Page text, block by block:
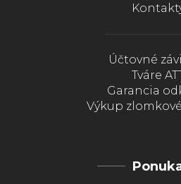
Účtovné
Tváre
Garancia
Výkup